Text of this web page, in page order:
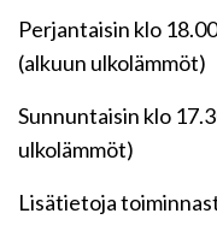
Perjantaisin klo
(alkuun ulkolämmöt)
Sunnuntaisin klo
ulkolämmöt)
Lisätietoja